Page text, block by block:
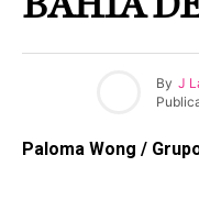
By J
Paloma Wong /